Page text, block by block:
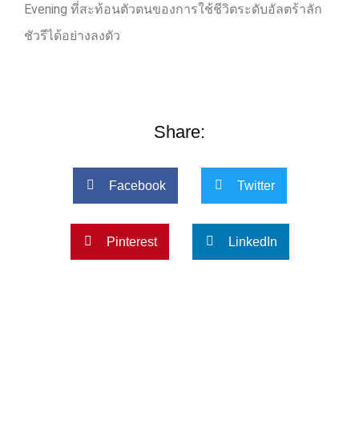
Evening ที่สะท้อนตัวตนของการใช้ชีวิตระดับอัลตร้าลัก
ชัวรีได้อย่างลงตัว
Share:
Facebook Twitter
Pinterest LinkedIn